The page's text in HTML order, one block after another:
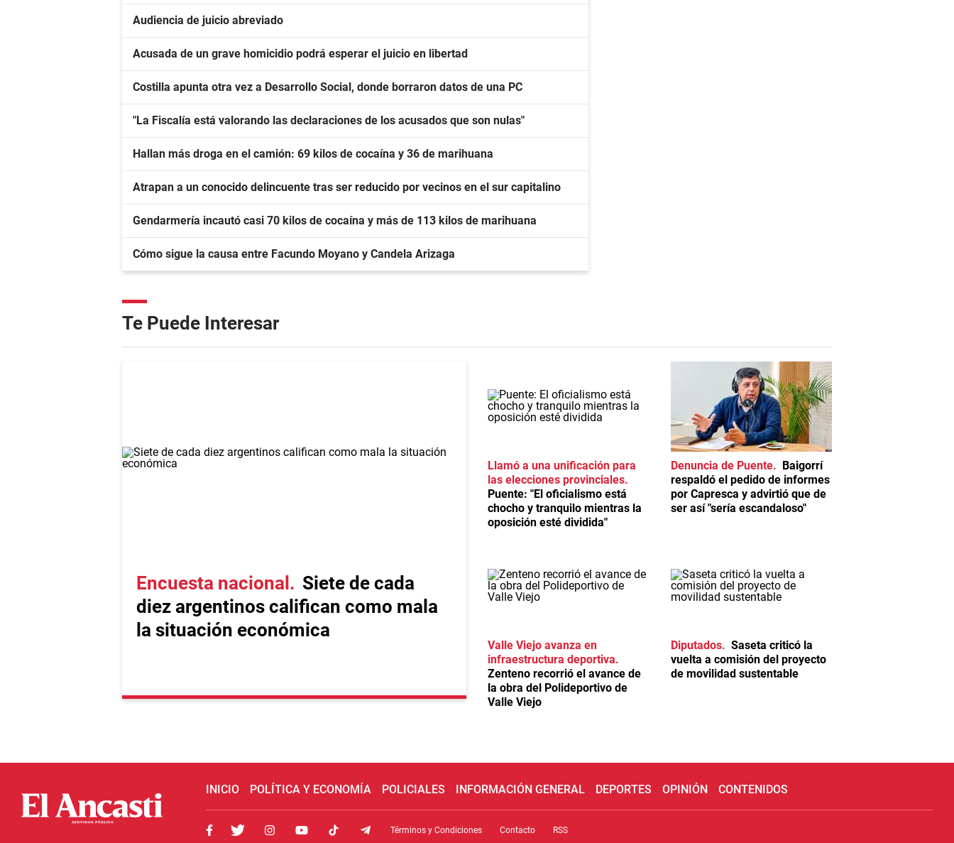
Audiencia de juicio abreviado
Acusada de un grave homicidio podrá esperar el juicio en libertad
Costilla apunta otra vez a Desarrollo Social, donde borraron datos de una PC
"La Fiscalía está valorando las declaraciones de los acusados que son nulas"
Hallan más droga en el camión: 69 kilos de cocaína y 36 de marihuana
Atrapan a un conocido delincuente tras ser reducido por vecinos en el sur capitalino
Gendarmería incautó casi 70 kilos de cocaína y más de 113 kilos de marihuana
Cómo sigue la causa entre Facundo Moyano y Candela Arizaga
Te Puede Interesar
Encuesta nacional
Siete de cada
diez argentinos califican como mala
la situación económica
Llamó a una unificación para
las elecciones provinciales
Puente: "El oficialismo está
chocho y tranquilo mientras la
oposición esté dividida"
Denuncia de Puente
Baigorrí
respaldó el pedido de informes
por Capresca y advirtió que de
ser así "sería escandaloso"
Valle Viejo avanza en
infraestructura deportiva
Zenteno recorrió el avance de
la obra del Polideportivo de
Valle Viejo
Diputados
Saseta criticó la
vuelta a comisión del proyecto
de movilidad sustentable
INICIO POLÍTICA Y ECONOMÍA POLICIALES INFORMACIÓN GENERAL DEPORTES OPINIÓN CONTENIDOS
Términos y Condiciones Contacto RSS